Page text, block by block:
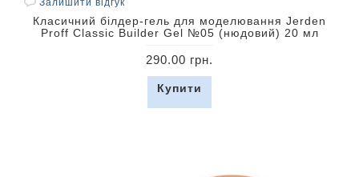
Залишити відгук
Класичний білдер-гель для моделювання Jerden
Proff Classic Builder Gel №05 (нюдовий) 20 мл
290.00 грн.
Купити